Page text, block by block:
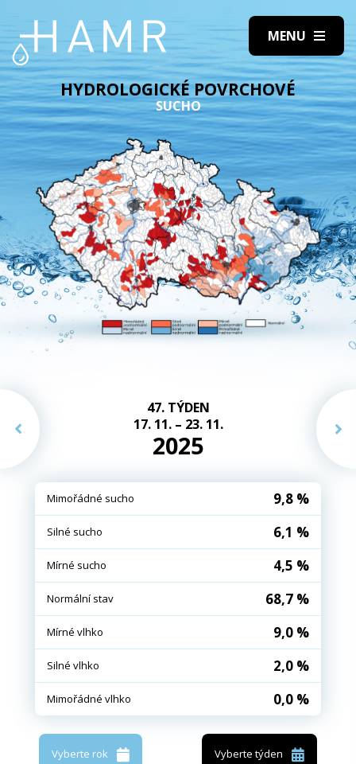
HYDROLOGICKÉ POVRCHOVÉ
SUCHO
47. TÝDEN
17. 11. – 23. 11.
2025
Mimořádné sucho 9,8 %
Silné sucho 6,1 %
Mírné sucho 4,5 %
Normální stav 68,7 %
Mírné vlhko 9,0 %
Silné vlhko 2,0 %
Mimořádné vlhko 0,0 %
Vyberte rok Vyberte týden